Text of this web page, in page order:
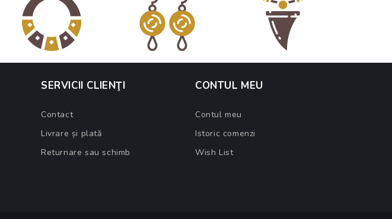
SERVICII CLIENŢI
Contact
Livrare și plată
Returnare sau schimb
CONTUL MEU
Contul meu
Istoric comenzi
Wish List